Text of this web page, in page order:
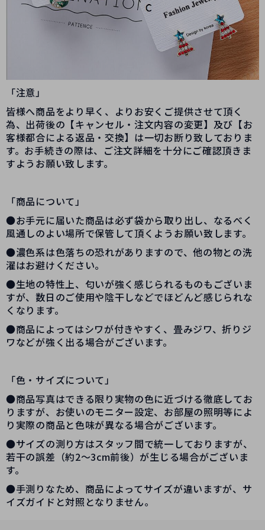
「注意」
皆様へ商品をより早く、よりお安くご提供させて頂く
為、出荷後の【キャンセル・注文内容の変更】及び【お
客様都合による返品・交換】は一切お断り致しておりま
す。お手続きの際は、ご注文詳細を十分にご確認頂きま
すようお願い致します。
「商品について」
●お手元に届いた商品は必ず袋から取り出し、なるべく
風通しのよい場所で保管して頂くようお願い致します。
●濃色系は色落ちの恐れがありますので、他の物との洗
濯はお避けください。
●生地の特性上、匂いが強く感じられるものもございま
すが、数日のご使用や陰干しなどでほどんど感じられな
くなります。
●商品によってはシワが付きやすく、畳みジワ、折りジ
ワなどが強く出る場合がございます。
「色・サイズについて」
●商品写真はできる限り実物の色に近づける徹底してお
りますが、お使いのモニター設定、お部屋の照明等によ
り実際の商品と色味が異なる場合がございます。
●サイズの測り方はスタッフ間で統一しておりますが、
若干の誤差（約2～3cm前後）が生じる場合がございま
す。
●手測りなため、商品によってサイズが違いますが、サ
イズガイドと対照となりません。